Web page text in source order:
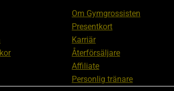
Om Gymgrossisten
Presentkort
Karriär
Återförsäljare
Affiliate
Personlig tränare